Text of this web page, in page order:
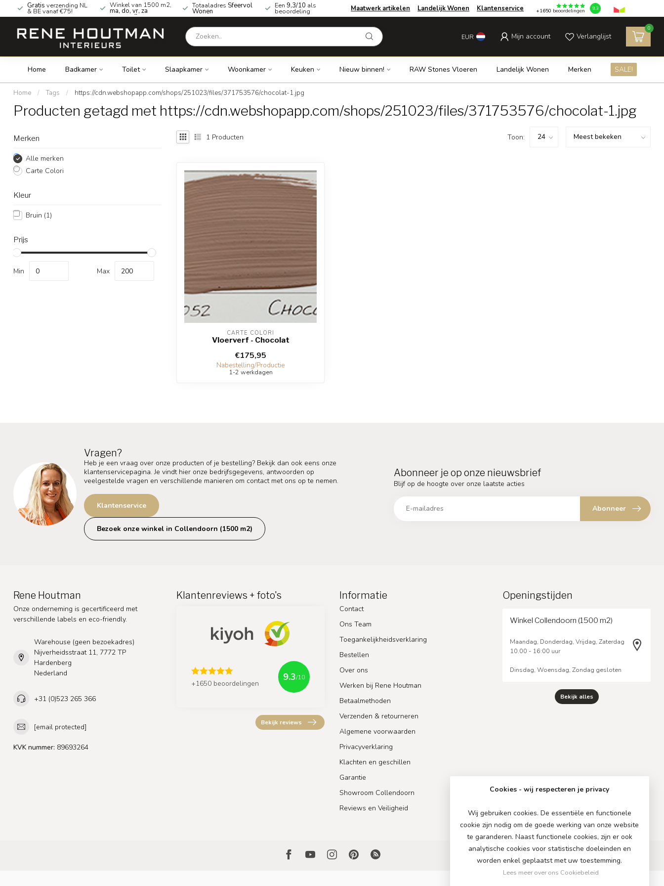
Gratis verzending NL
& BE vanaf €75!
Winkel van 1500 m2,
ma, do, vr, za
geopend!
Totaaladres Sfeervol
Wonen
Een 9,3/10 als
beoordeling Maatwerk artikelen Landelijk Wonen Klantenservice +1650 beoordelingen 9.3
EUR Mijn account Verlanglijst
0
Home Badkamer Toilet Slaapkamer Woonkamer Keuken Nieuw binnen! RAW Stones Vloeren Landelijk Wonen Merken SALE!
Home / Tags / https://cdn.webshopapp.com/shops/251023/files/371753576/chocolat-1.jpg
Producten getagd met https://cdn.webshopapp.com/shops/251023/files/371753576/chocolat-1.jpg
Merken
Alle merken
Carte Colori
Kleur
Bruin (1)
Prijs
Min Max
1 Producten Toon:
CARTE COLORI
Vloerverf - Chocolat
€175,95
Nabestelling/Productie
1-2 werkdagen
Vragen?
Heb je een vraag over onze producten of je bestelling? Bekijk dan ook eens onze
klantenservicepagina. Je vindt hier onze bedrijfsgegevens, antwoorden op
veelgestelde vragen en verschillende manieren om contact met ons op te nemen.
Klantenservice
Bezoek onze winkel in Collendoorn (1500 m2)
Abonneer je op onze nieuwsbrief
Blijf op de hoogte over onze laatste acties
Abonneer
Rene Houtman
Onze onderneming is gecertificeerd met
verschillende labels en eco-friendly.
Warehouse (geen bezoekadres)
Nijverheidsstraat 11, 7772 TP
Hardenberg
Nederland
+31 (0)523 265 366
[email protected]
KVK nummer: 89693264
Klantenreviews + foto's
+1650 beoordelingen
9.3/10
Bekijk reviews
Informatie
Contact
Ons Team
Toegankelijkheidsverklaring
Bestellen
Over ons
Werken bij Rene Houtman
Betaalmethoden
Verzenden & retourneren
Algemene voorwaarden
Privacyverklaring
Klachten en geschillen
Garantie
Showroom Collendoorn
Reviews en Veiligheid
Openingstijden
Winkel Collendoorn (1500 m2)
Maandag, Donderdag, Vrijdag, Zaterdag
10.00 - 16:00 uur
Dinsdag, Woensdag, Zondag gesloten
Bekijk alles
Cookies - wij respecteren je privacy
Wij gebruiken cookies. De essentiële en functionele
cookie zijn nodig om de goede werking van onze website
te garanderen. Naast functionele cookies, zijn er ook
analytische cookies voor statistische doeleinden en
worden enkel geplaatst met uw toestemming.
Lees meer over ons Cookiebeleid